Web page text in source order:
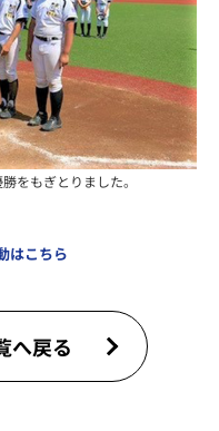
をもぎとりました。
はこちら
へ戻る